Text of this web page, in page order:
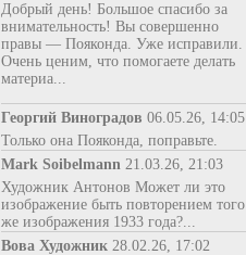
Добрый день! Большое спасибо за
внимательность! Вы совершенно
правы — Пояконда. Уже исправили.
Очень ценим, что помогаете делать
материа...
Георгий Виноградов 06.05.26, 14:05
Только она Пояконда, поправьте.
Mark Soibelmann 21.03.26, 21:03
Художник Антонов Может ли это
изображение быть повторением того
же изображения 1933 года?...
Вова Художник 28.02.26, 17:02